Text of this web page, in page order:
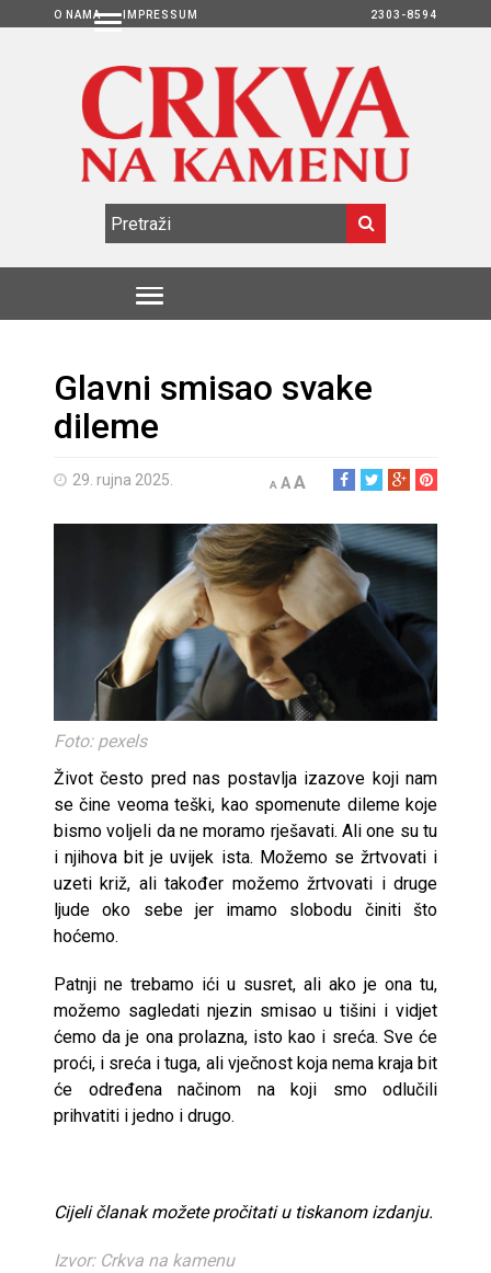
O NAMA IMPRESSUM 2303-8594
Glavni smisao svake
dileme
29. rujna 2025. A AA
Foto: pexels
Život često pred nas postavlja izazove koji nam
se čine veoma teški, kao spomenute dileme koje
bismo voljeli da ne moramo rješavati. Ali one su tu
i njihova bit je uvijek ista. Možemo se žrtvovati i
uzeti križ, ali također možemo žrtvovati i druge
ljude oko sebe jer imamo slobodu činiti što
hoćemo.
Patnji ne trebamo ići u susret, ali ako je ona tu,
možemo sagledati njezin smisao u tišini i vidjet
ćemo da je ona prolazna, isto kao i sreća. Sve će
proći, i sreća i tuga, ali vječnost koja nema kraja bit
će određena načinom na koji smo odlučili
prihvatiti i jedno i drugo.
Cijeli članak možete pročitati u tiskanom izdanju.
Izvor: Crkva na kamenu